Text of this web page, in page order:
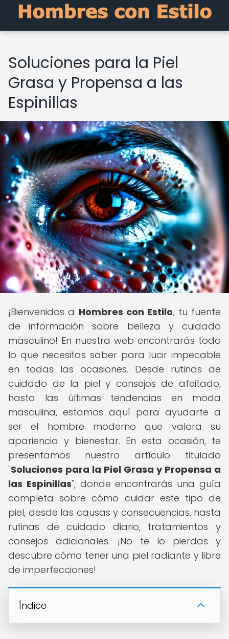
Soluciones para la Piel
Grasa y Propensa a las
Espinillas
¡Bienvenidos a Hombres con Estilo, tu fuente
de información sobre belleza y cuidado
masculino! En nuestra web encontrarás todo
lo que necesitas saber para lucir impecable
en todas las ocasiones. Desde rutinas de
cuidado de la piel y consejos de afeitado,
hasta las últimas tendencias en moda
masculina, estamos aquí para ayudarte a
ser el hombre moderno que valora su
apariencia y bienestar. En esta ocasión, te
presentamos nuestro artículo titulado
"Soluciones para la Piel Grasa y Propensa a
las Espinillas", donde encontrarás una guía
completa sobre cómo cuidar este tipo de
piel, desde las causas y consecuencias, hasta
rutinas de cuidado diario, tratamientos y
consejos adicionales. ¡No te lo pierdas y
descubre cómo tener una piel radiante y libre
de imperfecciones!
Índice